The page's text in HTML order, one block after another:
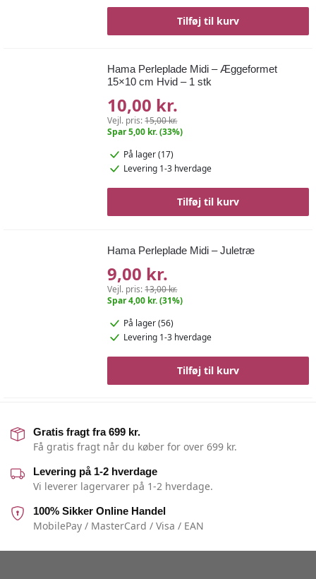
Tilføj til kurv
Hama Perleplade Midi – Æggeformet
15×10 cm Hvid – 1 stk
10,00 kr.
Vejl. pris:15,00 kr.
Spar 5,00 kr. (33%)
På lager (17)
Levering 1-3 hverdage
Tilføj til kurv
Hama Perleplade Midi – Juletræ
9,00 kr.
Vejl. pris:13,00 kr.
Spar 4,00 kr. (31%)
På lager (56)
Levering 1-3 hverdage
Tilføj til kurv
Gratis fragt fra 699 kr.
Få gratis fragt når du køber for over 699 kr.
Levering på 1-2 hverdage
Vi leverer lagervarer på 1-2 hverdage.
100% Sikker Online Handel
MobilePay / MasterCard / Visa / EAN